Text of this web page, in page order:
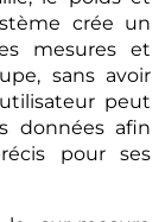
crée un
mesures et
sans avoir
peut
données afin
pour ses